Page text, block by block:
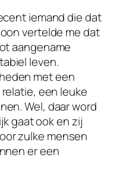
iemand die dat
vertelde me dat
aangename
leven.
met een
een leuke
Wel, daar word
gaat ook en zij
zulke mensen
er een